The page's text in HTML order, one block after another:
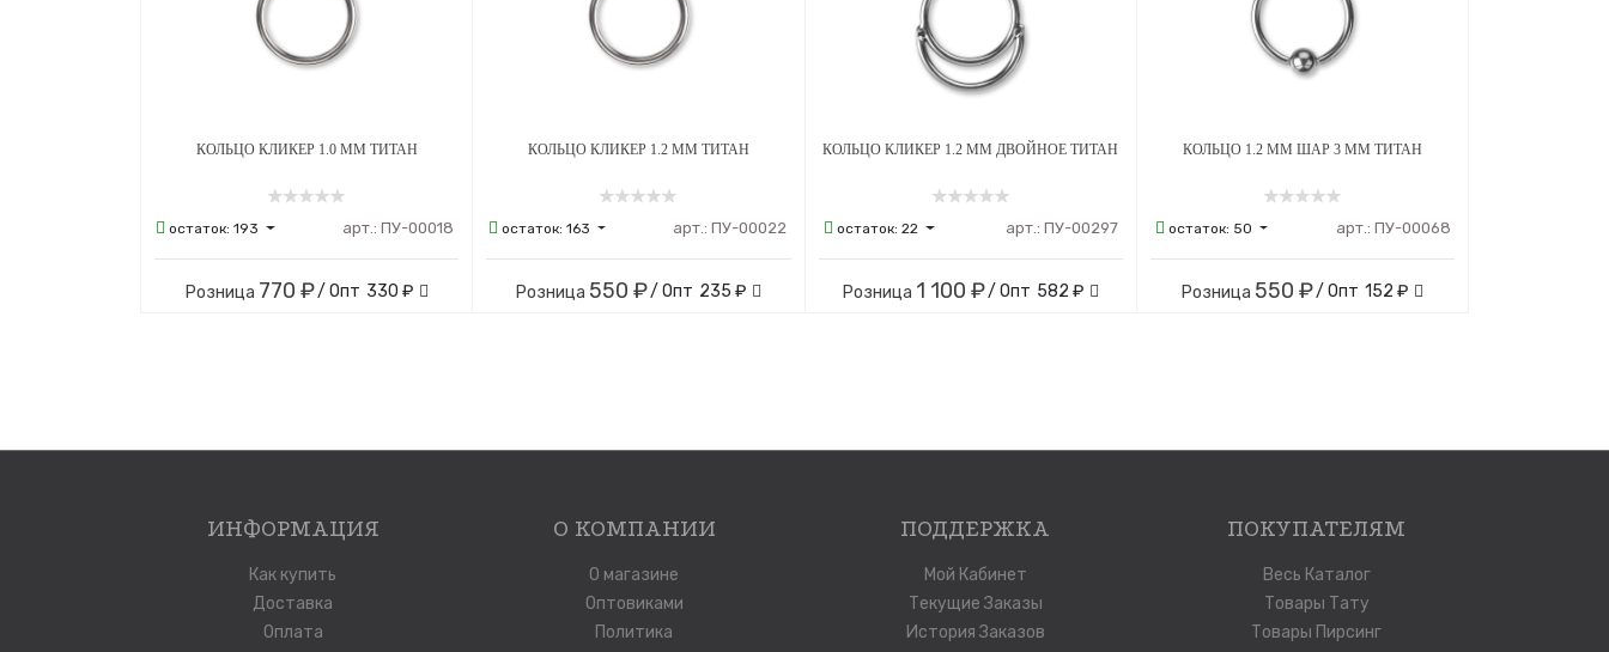
КОЛЬЦО КЛИКЕР 1.0 ММ ТИТАН
остаток:193 арт.: ПУ-00018
Розница 770 ₽/ Опт 330 ₽
КОЛЬЦО КЛИКЕР 1.2 ММ ТИТАН
остаток:163 арт.: ПУ-00022
Розница 550 ₽/ Опт 235 ₽
КОЛЬЦО КЛИКЕР 1.2 ММ ДВОЙНОЕ ТИТАН
остаток:22 арт.: ПУ-00297
Розница 1 100 ₽/ Опт 582 ₽
КОЛЬЦО 1.2 ММ ШАР 3 ММ ТИТАН
остаток: 50 арт.: ПУ-00068
Розница 550 ₽/ Опт 152 ₽
ИНФОРМАЦИЯ
Как купить
Доставка
Оплата
О КОМПАНИИ
О магазине
Оптовиками
Политика
ПОДДЕРЖКА
Мой Кабинет
Текущие Заказы
История Заказов
ПОКУПАТЕЛЯМ
Весь Каталог
Товары Тату
Товары Пирсинг